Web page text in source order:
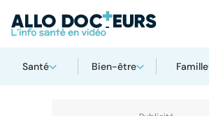
Santé Bien-être Famille